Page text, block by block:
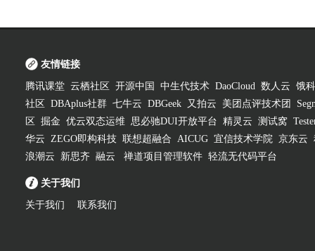
友情链接
腾讯课堂 云栖社区 开源中国 中生代技术 DaoCloud 数人云 饿
社区
DBAplus社群 七牛云 DBGeek 又拍云 美团点评技术团
区
掘金 优云双态运维 思必驰DUI开放平台 精灵云 测试窝
华云 ZEGO即构科技 联想超融合 AICUG 宜信技术学院 京东云
浪潮云
新思齐 融云 禅道项目管理软件 轻流无代码平台
关于我们
关于我们 联系我们